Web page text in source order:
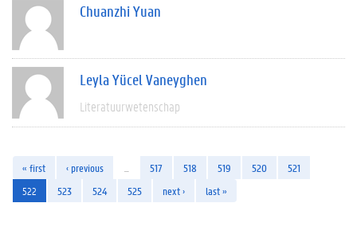
Chuanzhi Yuan
Leyla Yücel Vaneyghen
Literatuurwetenschap
« first ‹ previous 517 518 519 520
521
522
523 524 525 next › last »